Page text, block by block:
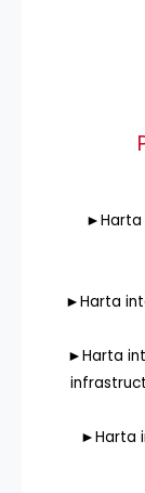
►Harta
►Harta
►Harta
►Harta